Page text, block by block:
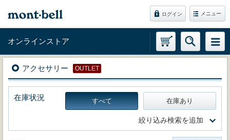
ログイン メニュー
オンラインストア
アクセサリー OUTLET
在庫状況 すべて 在庫あり
絞り込み検索を追加